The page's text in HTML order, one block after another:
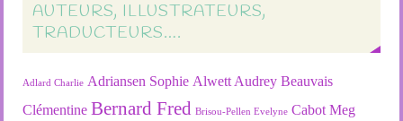
AUTEURS, ILLUSTRATEURS,
TRADUCTEURS….
Adlard Charlie Adriansen Sophie Alwett Audrey Beauvais
Clémentine Bernard Fred Brisou-Pellen Evelyne Cabot Meg